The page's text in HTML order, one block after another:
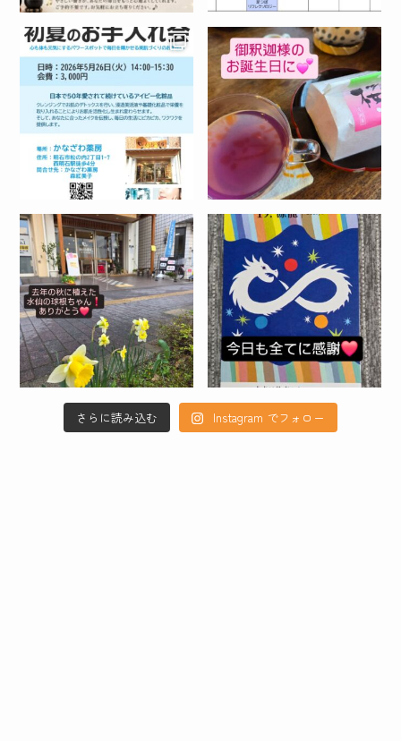
さらに読み込む Instagram でフォロー